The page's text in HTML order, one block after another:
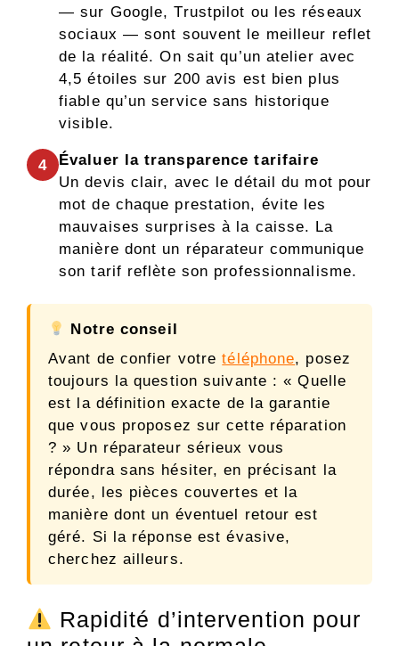
— sur Google, Trustpilot ou les réseaux
sociaux — sont souvent le meilleur reflet
de la réalité. On sait qu’un atelier avec
4,5 étoiles sur 200 avis est bien plus
fiable qu’un service sans historique
visible.
4
Évaluer la transparence tarifaire
Un devis clair, avec le détail du mot pour
mot de chaque prestation, évite les
mauvaises surprises à la caisse. La
manière dont un réparateur communique
son tarif reflète son professionnalisme.
Notre conseil
Avant de confier votretéléphone, posez
toujours la question suivante : « Quelle
est la définition exacte de la garantie
que vous proposez sur cette réparation
? » Un réparateur sérieux vous
répondra sans hésiter, en précisant la
durée, les pièces couvertes et la
manière dont un éventuel retour est
géré. Si la réponse est évasive,
cherchez ailleurs.
Rapidité d’intervention pour